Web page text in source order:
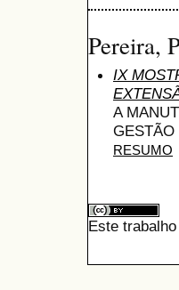
Pereira,
IX
A
RESUMO
Este